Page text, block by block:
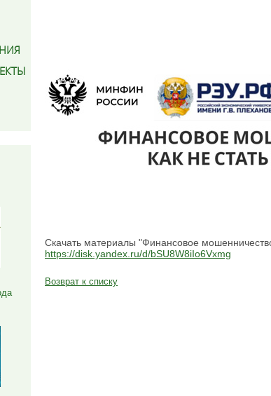
Скачать материалы "Финансовое
https://disk.yandex.ru/d/bSU8W8iIo6Vxmg
Возврат к списку